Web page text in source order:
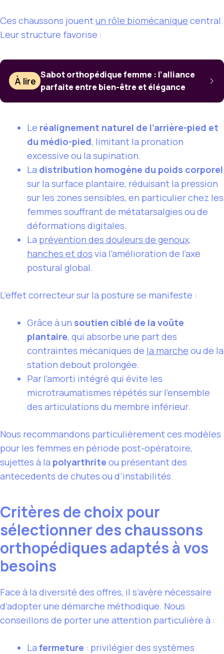
Ces chaussons jouentun rôle biomécanique central.
Leur structure favorise :
À lire
Sabot orthopédique femme : l’alliance
parfaite entre bien-être et élégance
Le réalignement naturel de l’arrière-pied et
du médio-pied, limitant la pronation
excessive ou la supination.
La distribution homogène du poids corporel
sur la surface plantaire, réduisant la pression
sur les zones sensibles, en particulier chez les
femmes souffrant de métatarsalgies ou de
déformations digitales.
La prévention des douleurs de genoux,
hanches et dos via l’amélioration de l’axe
postural global.
L’effet correcteur sur la posture se manifeste :
Grâce à un soutien ciblé de la voûte
plantaire, qui absorbe une part des
contraintes mécaniques de la marche ou de la
station debout prolongée.
Par l’amorti intégré qui évite les
microtraumatismes répétés sur l’ensemble
des articulations du membre inférieur.
Nous recommandons particulièrement ces modèles
pour les femmes en période post-opératoire,
sujettes à la polyarthrite ou présentant des
antecedents de chutes ou d’instabilités.
Critères de choix pour
sélectionner des chaussons
orthopédiques adaptés à vos
besoins
Face à la diversité des offres, il s’avère nécessaire
d’adopter une démarche méthodique. Nous
conseillons de porter une attention particulière à :
La fermeture : privilégier des systèmes